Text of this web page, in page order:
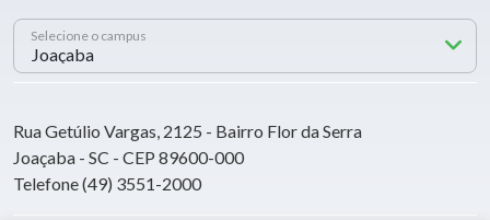
Selecione o campus
Rua Getúlio Vargas, 2125 - Bairro Flor da Serra
Joaçaba - SC - CEP 89600-000
Telefone (49) 3551-2000